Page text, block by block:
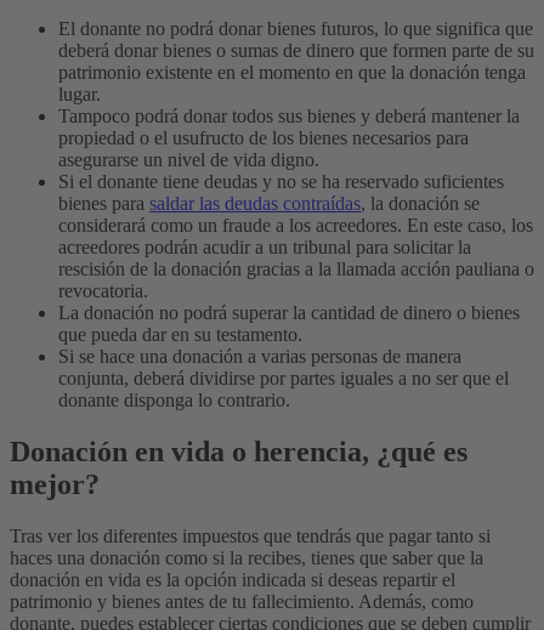
El donante no podrá donar bienes futuros, lo que significa que
deberá donar bienes o sumas de dinero que formen parte de su
patrimonio existente en el momento en que la donación tenga
lugar.
Tampoco podrá donar todos sus bienes y deberá mantener la
propiedad o el usufructo de los bienes necesarios para
asegurarse un nivel de vida digno.
Si el donante tiene deudas y no se ha reservado suficientes
bienes para saldar las deudas contraídas, la donación se
considerará como un fraude a los acreedores. En este caso, los
acreedores podrán acudir a un tribunal para solicitar la
rescisión de la donación gracias a la llamada acción pauliana o
revocatoria.
La donación no podrá superar la cantidad de dinero o bienes
que pueda dar en su testamento.
Si se hace una donación a varias personas de manera
conjunta, deberá dividirse por partes iguales a no ser que el
donante disponga lo contrario.
Donación en vida o herencia, ¿qué es
mejor?
Tras ver los diferentes impuestos que tendrás que pagar tanto si
haces una donación como si la recibes, tienes que saber que la
donación en vida es la opción indicada si deseas repartir el
patrimonio y bienes antes de tu fallecimiento. Además, como
donante, puedes establecer ciertas condiciones que se deben cumplir